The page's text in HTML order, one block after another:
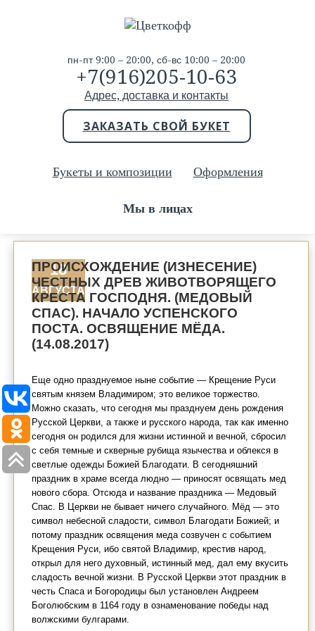
пн-пт 9:00 – 20:00, сб-вс 10:00 – 20:00
+7(916)205-10-63
Адрес, доставка и контакты
ЗАКАЗАТЬ СВОЙ БУКЕТ
Букеты и композиции Оформления
Мы в лицах
18
АВГУСТА
ПРОИСХОЖДЕНИЕ (ИЗНЕСЕНИЕ)
ЧЕСТНЫХ ДРЕВ ЖИВОТВОРЯЩЕГО
КРЕСТА ГОСПОДНЯ. (МЕДОВЫЙ
СПАС). НАЧАЛО УСПЕНСКОГО
ПОСТА. ОСВЯЩЕНИЕ МЁДА.
(14.08.2017)
Еще одно празднуемое ныне событие — Крещение Руси
святым князем Владимиром; это великое торжество.
Можно сказать, что сегодня мы празднуем день рождения
Русской Церкви, а также и русского народа, так как именно
сегодня он родился для жизни истинной и вечной, сбросил
с себя темные и скверные рубища язычества и облекся в
светлые одежды Божией Благодати. В сегодняшний
праздник в храме всегда людно — приносят освящать мед
нового сбора. Отсюда и название праздника — Медовый
Спас. В Церкви не бывает ничего случайного. Мёд — это
символ небесной сладости, символ Благодати Божией; и
потому праздник освящения меда созвучен с событием
Крещения Руси, ибо святой Владимир, крестив народ,
открыл для него духовный, истинный мед, дал ему вкусить
сладость вечной жизни. В Русской Церкви этот праздник в
честь Спаса и Богородицы был установлен Андреем
Боголюбским в 1164 году в ознаменование победы над
волжскими булгарами.